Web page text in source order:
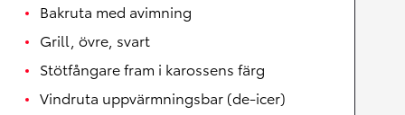
Bakruta med avimning
Grill, övre, svart
Stötfångare fram i karossens färg
Vindruta uppvärmningsbar (de-icer)